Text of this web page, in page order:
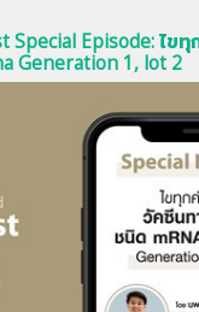
Special Episode: ไข
Generation 1, lot 2